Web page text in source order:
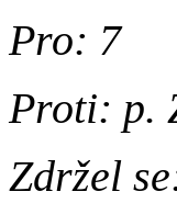
Pro: 7
Proti: p.
Zdržel